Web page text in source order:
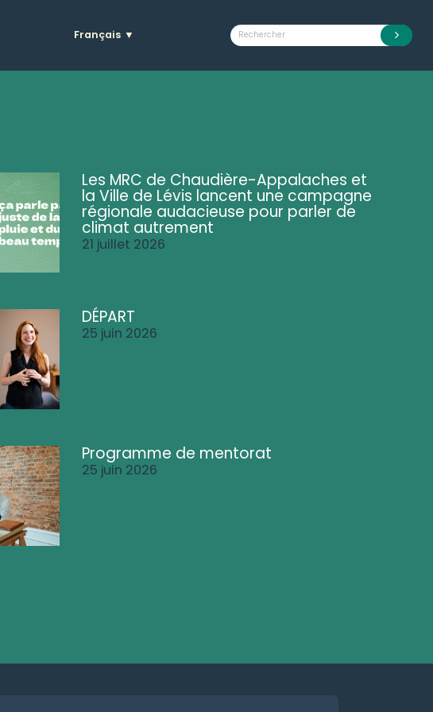
Français ▼
Les MRC de Chaudière-Appalaches et
la Ville de Lévis lancent une campagne
régionale audacieuse pour parler de
climat autrement
21 juillet 2026
DÉPART
25 juin 2026
Programme de mentorat
25 juin 2026